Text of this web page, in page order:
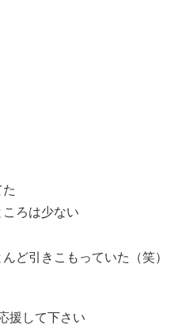
ろは少ない
ど引きこもっていた（笑）
援して下さい